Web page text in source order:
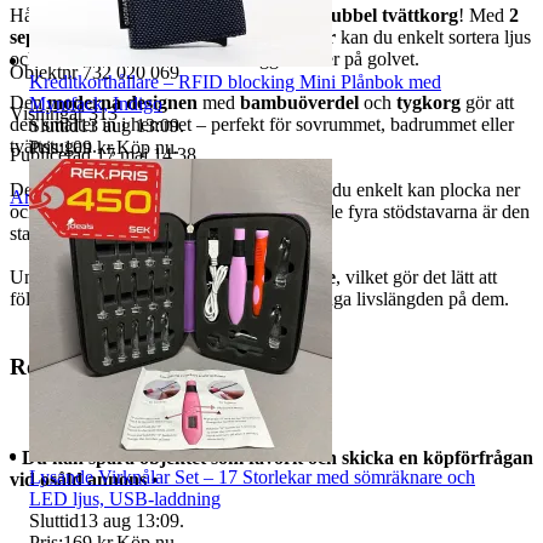
Håll ordning på din tvätt medNest Zest dubbel tvättkorg! Med 2
separata fack
ochavtagbara innerpåsar kan du enkelt sortera ljus
och mörk tvätt utan att behöva lägga kläder på golvet.
Denmoderna designen med bambuöverdel och tygkorg gör att
den smälter in i hemmet – perfekt för sovrummet, badrummet eller
tvättstugan.
Denhopfällbara konstruktionen
gör att du enkelt kan plocka ner
och förvara korgen vid behov. Tack vare de fyra stödstavarna är den
stabil och enkel att montera.
Under locket finns en praktisk tvättguide, vilket gör det lätt att
följa rätt tvättråd för dina kläder och förlänga livslängden på dem.
Rek. Pris: 450 SEK
• Du kan spara objektet som favorit och skicka en köpförfrågan
vid osåld annons •
Objektnr 732 020 069
Visningar 313
Publicerad 17 maj 14:38
Anmäl Sälj liknande
Kreditkorthållare – RFID blocking Mini Plånbok med
Myntfack, Indigo
Sluttid13 aug 13:09.
Pris:109 kr,Köp nu.
Lysande Virknålar Set – 17 Storlekar med sömräknare och
LED ljus, USB-laddning
Sluttid13 aug 13:09.